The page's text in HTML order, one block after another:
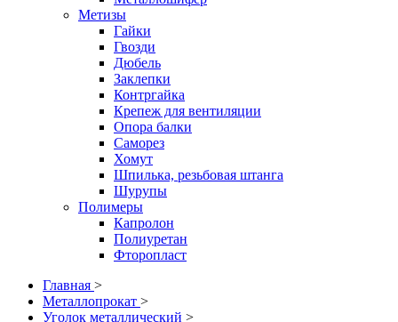
Метизы
Гайки
Гвозди
Дюбель
Заклепки
Контргайка
Крепеж для вентиляции
Опора балки
Саморез
Хомут
Шпилька, резьбовая штанга
Шурупы
Полимеры
Капролон
Полиуретан
Фторопласт
Главная >
Металлопрокат >
Уголок металлический >